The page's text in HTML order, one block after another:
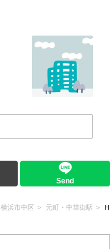
Send
横浜市中区 元町・中華街駅